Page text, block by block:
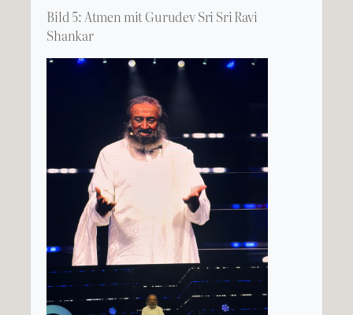
Bild 5: Atmen mit Gurudev Sri Sri Ravi
Shankar